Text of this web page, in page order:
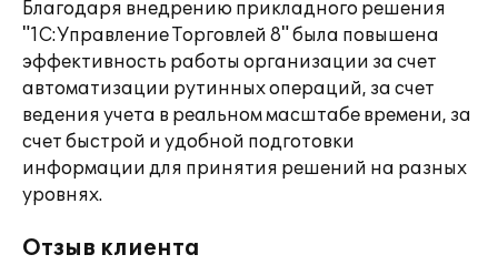
Благодаря внедрению прикладного решения
"1С:Управление Торговлей 8" была повышена
эффективность работы организации за счет
автоматизации рутинных операций, за счет
ведения учета в реальном масштабе времени, за
счет быстрой и удобной подготовки
информации для принятия решений на разных
уровнях.
Отзыв клиента